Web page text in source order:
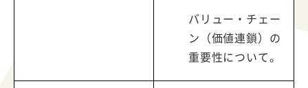
バリュー・チェー
ン（価値連鎖）の
重要性について。